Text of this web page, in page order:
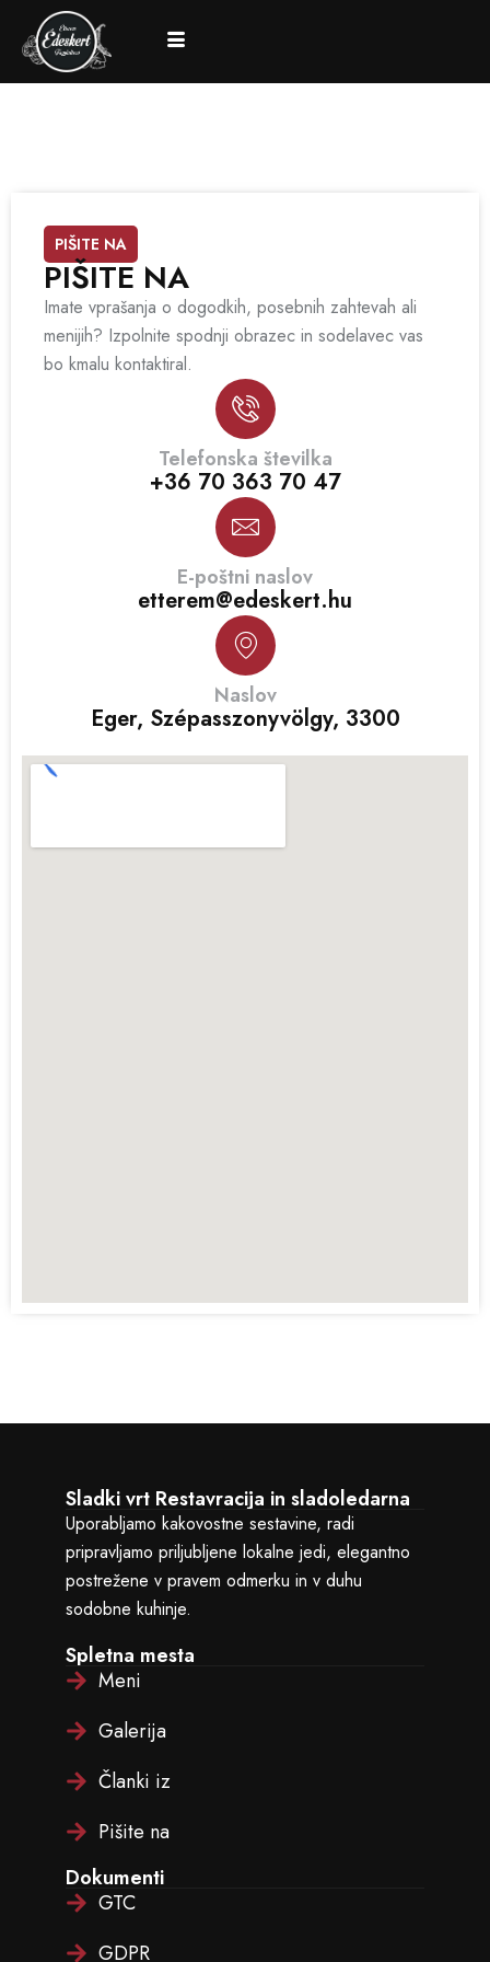
PIŠITE NA
PIŠITE NA
Imate vprašanja o dogodkih, posebnih zahtevah ali
menijih? Izpolnite spodnji obrazec in sodelavec vas
bo kmalu kontaktiral.
Telefonska številka
+36 70 363 70 47
E-poštni naslov
etterem@edeskert.hu
Naslov
Eger, Szépasszonyvölgy, 3300
Sladki vrt Restavracija in sladoledarna
Uporabljamo kakovostne sestavine, radi
pripravljamo priljubljene lokalne jedi, elegantno
postrežene v pravem odmerku in v duhu
sodobne kuhinje.
Spletna mesta
Meni
Galerija
Članki iz
Pišite na
Dokumenti
GTC
GDPR